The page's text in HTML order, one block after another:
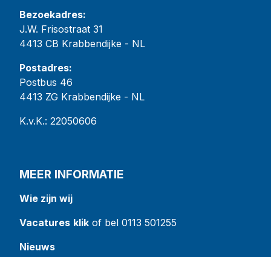
Bezoekadres:
J.W. Frisostraat 31
4413 CB Krabbendijke - NL
Postadres:
Postbus 46
4413 ZG Krabbendijke - NL
K.v.K.: 22050606
MEER INFORMATIE
Wie zijn wij
Vacatures klik of bel 0113 501255
Nieuws